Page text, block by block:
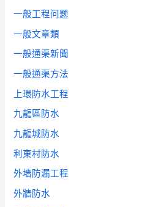
一般工程问题
一般文章類
一般通渠新聞
一般通渠方法
上環防水工程
九龍區防水
九龍城防水
利東村防水
外墻防漏工程
外牆防水